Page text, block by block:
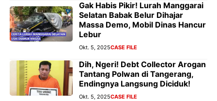
Gak Habis Pikir! Lurah Manggarai
Selatan Babak Belur Dihajar
Massa Demo, Mobil Dinas Hancur
Lebur
Okt. 5, 2025CASE FILE
Dih, Ngeri! Debt Collector Arogan
Tantang Polwan di Tangerang,
Endingnya Langsung Diciduk!
Okt. 5, 2025CASE FILE